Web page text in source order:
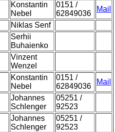
Konstantin
Nebel
0151 /
62849036
Mail
Niklas Senf
Serhii
Buhaienko
Vinzent
Wenzel
Konstantin
Nebel
0151 /
62849036
Mail
Johannes
Schlenger
05251 /
92523
Johannes
Schlenger
05251 /
92523